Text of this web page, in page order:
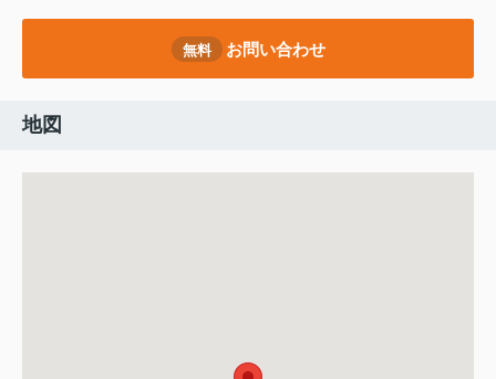
無料 お問い合わせ
地図